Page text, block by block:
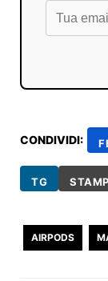
CONDIVIDI:
TG
AIRPODS